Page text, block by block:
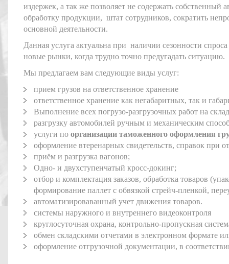
издержек, а так же позволяет не содержать
обработку продукции, штат сотрудников, сократить
основной деятельности.
Данная услуга актуальна при наличии сезонности
новые рынки, когда трудно точно предугадать ситуацию.
Мы предлагаем вам следующие виды услуг:
прием грузов на ответственное хранение
ответственное хранение как негабаритных, так и
Выполнение всех погрузо-разгрузочных работ на
разгрузку автомобилей ручным и механическим
услуги по организации таможенного оформления
оформление втеренарных свидетельств, справок при
приём и разгрузка вагонов;
Одно- и двухступенчатый кросс-докинг;
отбор и комплектация заказов, обработка товаров
формирование паллет с обвязкой стрейч-пленкой,
автоматизироваванный учет движения товаров.
системы наружного и внутреннего видеоконтроля
круглосуточная охрана, контрольно-пропускная
обмен складскими отчетами в электронном формате
оформление отгрузочной документации, в